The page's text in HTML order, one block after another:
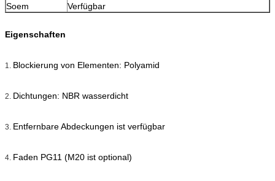
Soem Verfügbar
Eigenschaften
1. Blockierung von Elementen: Polyamid
2. Dichtungen: NBR wasserdicht
3. Entfernbare Abdeckungen ist verfügbar
4. Faden PG11 (M20 ist optional)